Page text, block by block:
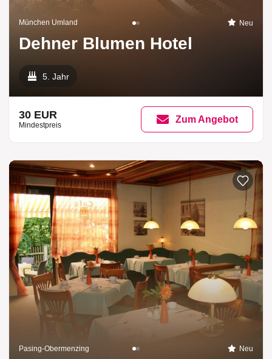
München Umland Neu
Dehner Blumen Hotel
5. Jahr
30 EUR
Mindestpreis
Zum Angebot
Pasing-Obermenzing Neu